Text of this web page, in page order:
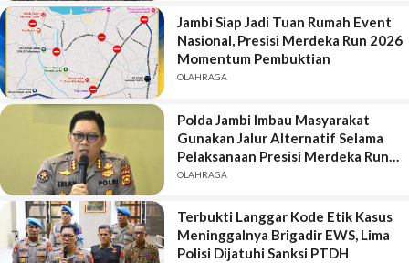
Jambi Siap Jadi Tuan Rumah Event
Nasional, Presisi Merdeka Run 2026
Momentum Pembuktian
OLAHRAGA
Polda Jambi Imbau Masyarakat
Gunakan Jalur Alternatif Selama
Pelaksanaan Presisi Merdeka Run
2026
OLAHRAGA
Terbukti Langgar Kode Etik Kasus
Meninggalnya Brigadir EWS, Lima
Polisi Dijatuhi Sanksi PTDH